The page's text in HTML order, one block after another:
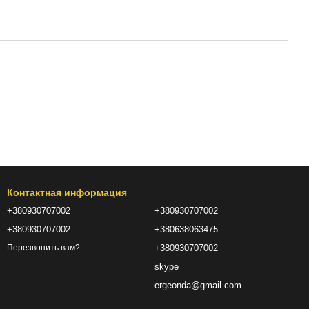
Контактная информация
+380930707002
+380930707002
Перезвонить вам?
+380930707002
+380638063475
+380930707002
skype
ergeonda@gmail.com